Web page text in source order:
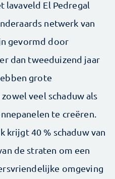
lavaveld El Pedregal
netwerk van
gevormd door
dan tweeduizend jaar
grote
veel schaduw als
te creëren.
40 % schaduw van
de straten om een
omgeving